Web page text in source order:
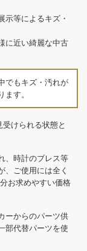
示等によるキズ・
に近い綺麗な中古
でもキズ・汚れが
ます。
けられる状態と
、時計のブレス等
、ご使用には全く
お求めやすい価格
ーからのパーツ供
部代替パーツを使